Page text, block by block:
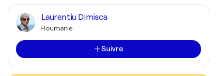
Laurentiu Dimisca
Roumanie
Suivre